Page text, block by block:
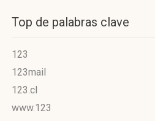
Top de palabras clave
123
123mail
123.cl
www.123